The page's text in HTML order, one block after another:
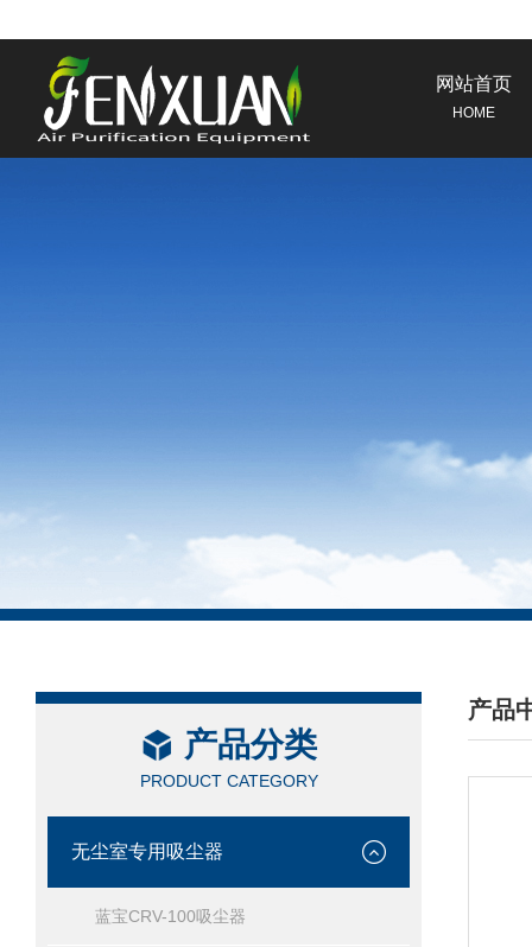
网站首页
HOME
产品分类
PRODUCT CATEGORY
无尘室专用吸尘器
蓝宝CRV-100吸尘器
产品
/